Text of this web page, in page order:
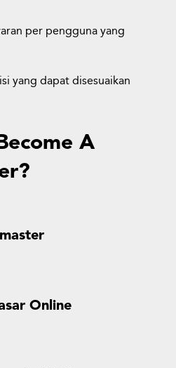
per pengguna yang
yang dapat disesuaikan
A
Online